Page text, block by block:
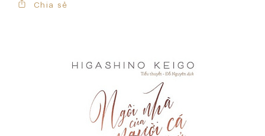
Chia sẻ